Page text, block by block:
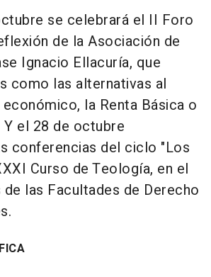
se celebrará el II Foro
de la Asociación de
Ignacio Ellacuría, que
como las alternativas al
la Renta Básica o
Y el 28 de octubre
conferencias del ciclo "Los
Curso de Teología, en el
las Facultades de Derecho